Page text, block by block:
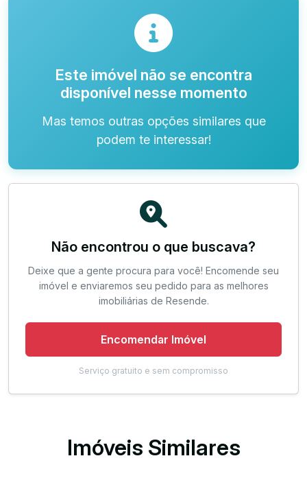
Este imóvel não se encontra
disponível nesse momento
Mas temos outras opções similares que
podem te interessar!
Não encontrou o que buscava?
Deixe que a gente procura para você! Encomende seu
imóvel e enviaremos seu pedido para as melhores
imobiliárias de Resende.
Encomendar Imóvel
Serviço gratuito e sem compromisso
Imóveis Similares